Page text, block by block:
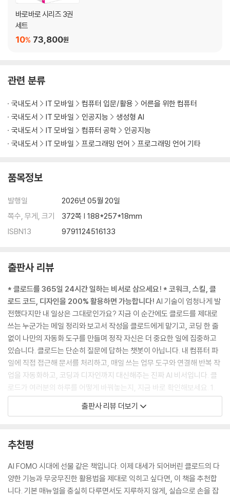
__ 지식 컷오프가 뭔가요?
__ RAG가 뭔가요?
__ [바로 11] 웹 검색으로 최신 자료 가져오기
__ [바로 12] 연구 모드로 전문가 리포트 만들기
__ [바로 13] 프로젝트 만들고 지침 설정하기
__ [바로 15] 프로젝트 메모리 관리하기
02.4 비주얼라이저로 작업 시각화하기
__ 비주얼라이저가 뭔가요?
__ [바로 16] 비주얼라이저로 차트 그리기
03장 아티팩트 활용하기
03.1 아티팩트 시작하기
__ 아티팩트가 뭔가요?
__ 아티팩트의 파일 표시 형식 이해하기
03.2 아티팩트로 간단한 애플리케이션 만들기
__ [바로 19] 이미지 색상 추출하기
__ [바로 20] 심리 테스트 애플리케이션 만들기
__ [바로 21] 포모도로 타이머 만들기
__ [바로 22] 외국어 번역기 만들기
__ [바로 23] 스마트폰에서 아티팩트 사용하기
__ [바로 활용] 나만의 해빗 트래커로 갓생 살기
04장 커넥터로 외부 도구 연결하기
04.1 커넥터 연결하기
__ [바로 24] 파일 시스템 연결하기
__ [바로 25] 구글 드라이브 연결해 문서 찾고 요약하기
__ [바로 26] 지메일 연결해 메일 정리하고 답장 쓰기
__ [바로 27] 구글 캘린더 연결해 회의 일정 등록하기
04.2 매일 쓰는 도구 연결하기
바로바로 시리즈 3권
세트
73,800원
10%
관련 분류
국내도서 IT 모바일 컴퓨터 입문/활용
어른을 위한 컴퓨터
국내도서
IT 모바일 인공지능
생성형 AI
국내도서
IT 모바일 컴퓨터 공학
인공지능
국내도서
IT 모바일 프로그래밍 언어 프로그래밍 언어 기타
품목정보
발행일
2026년 05월 20일
쪽수, 무게, 크기
372쪽 | 188*257*18mm
ISBN13
9791124516133
출판사 리뷰
* 클로드를 365일 24시간 일하는 비서로 삼으세요! * 코워크, 스킬, 클
로드 코드, 디자인을 200% 활용하면 가능합니다! AI 기술이 엄청나게 발
전했다지만 내 일상은 그대로인가요? 지금 이 순간에도 클로드를 제대로
쓰는 누군가는 메일 정리와 보고서 작성을 클로드에게 맡기고, 코딩 한 줄
없이 나만의 자동화 도구를 만들며 정작 자신은 더 중요한 일에 집중하고
있습니다. 클로드는 단순히 질문에 답하는 챗봇이 아닙니다. 내 컴퓨터 파
일에 직접 접근해 문서를 처리하고, 매일 쓰는 업무 도구와 연결해 반복 작
업을 자동화하고, 코딩과 디자인까지 대신해주는 진짜 AI 비서입니다. 클
로드가 여러분의 하루를 어떻게 바꿔놓는지, 지금 바로 확인해보세요. 1.
이메일, 엑셀, 일정 관리를 클로드에게 맡기세요! 클로드는 구글 이메일을
읽고 중요한 내용을 요약해 답장을 써주며, 구글 캘린더의 빈 시간을 찾아
이드를 뚝딱 완성해냅니다. 2. 흩어진 PDF, 귀찮은 한글 문서도 척척! 파일
을 하나하나 열어서 복사하고 붙여 넣는 일은 이제 AI 비서의 몫입니다. 클
로드는 내 컴퓨터 파일에 직접 접근하여 여러 개의 PDF를 병합하고, 한글
문서의 서식을 일괄 편집합니다. 우리 회사만의 맞춤형 회의록이나 보고서
출판사 리뷰 더보기
추천평
AI FOMO 시대에 선물 같은 책입니다. 이제 대세가 되어버린 클로드의 다
양한 기능과 무궁무진한 활용법을 제대로 익히고 싶다면, 이 책을 추천합
니다. 기본 매뉴얼을 충실히 다루면서도 지루하지 않게, 실습으로 손을 잡